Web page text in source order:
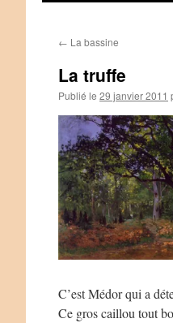
← La bassine
La truffe
Publié le 29 janvier 2011
C’est Médor qui a
Ce gros caillou tout